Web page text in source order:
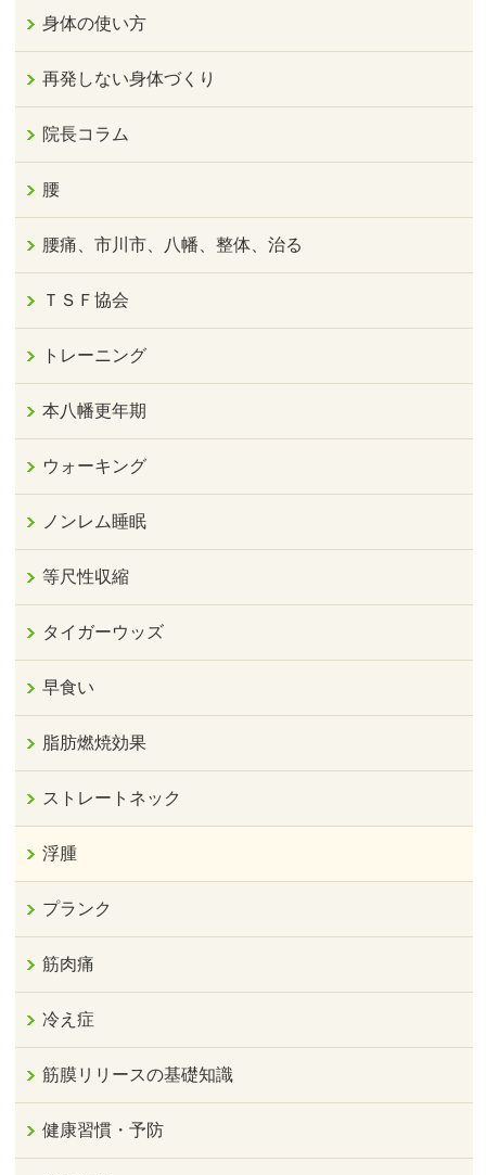
身体の使い方
再発しない身体づくり
院長コラム
腰
腰痛、市川市、八幡、整体、治る
ＴＳＦ協会
トレーニング
本八幡更年期
ウォーキング
ノンレム睡眠
等尺性収縮
タイガーウッズ
早食い
脂肪燃焼効果
ストレートネック
浮腫
プランク
筋肉痛
冷え症
筋膜リリースの基礎知識
健康習慣・予防